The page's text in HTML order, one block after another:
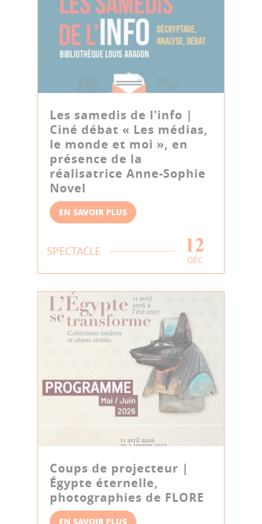
Les samedis de l'info |
Ciné débat « Les médias,
le monde et moi », en
présence de la
réalisatrice Anne-Sophie
Novel
EN SAVOIR PLUS
SPECTACLE 12
DÉC
Coups de projecteur |
Égypte éternelle,
photographies de FLORE
EN SAVOIR PLUS